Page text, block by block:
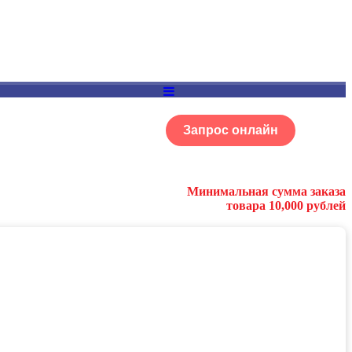
Запрос онлайн
Минимальная сумма заказа
товара 10,000 рублей